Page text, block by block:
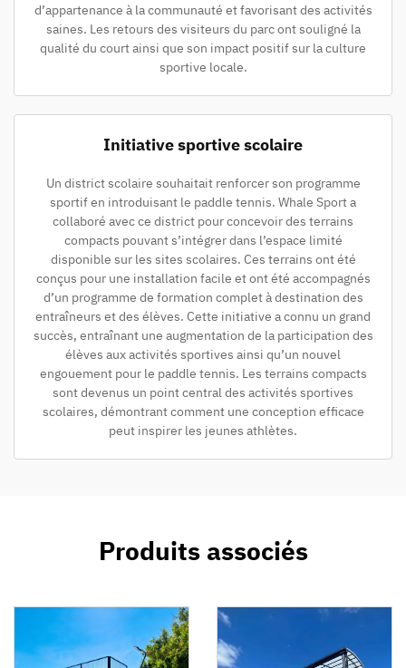
d’appartenance à la communauté et favorisant des activités
saines. Les retours des visiteurs du parc ont souligné la
qualité du court ainsi que son impact positif sur la culture
sportive locale.
Initiative sportive scolaire
Un district scolaire souhaitait renforcer son programme
sportif en introduisant le paddle tennis. Whale Sport a
collaboré avec ce district pour concevoir des terrains
compacts pouvant s’intégrer dans l’espace limité
disponible sur les sites scolaires. Ces terrains ont été
conçus pour une installation facile et ont été accompagnés
d’un programme de formation complet à destination des
entraîneurs et des élèves. Cette initiative a connu un grand
succès, entraînant une augmentation de la participation des
élèves aux activités sportives ainsi qu’un nouvel
engouement pour le paddle tennis. Les terrains compacts
sont devenus un point central des activités sportives
scolaires, démontrant comment une conception efficace
peut inspirer les jeunes athlètes.
Produits associés